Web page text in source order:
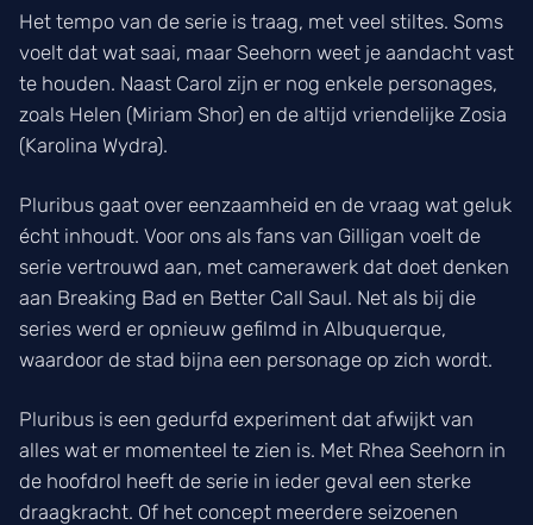
Het tempo van de serie is traag, met veel stiltes. Soms
voelt dat wat saai, maar Seehorn weet je aandacht vast
te houden. Naast Carol zijn er nog enkele personages,
zoals Helen (Miriam Shor) en de altijd vriendelijke Zosia
(Karolina Wydra).
Pluribus gaat over eenzaamheid en de vraag wat geluk
écht inhoudt. Voor ons als fans van Gilligan voelt de
serie vertrouwd aan, met camerawerk dat doet denken
aan Breaking Bad en Better Call Saul. Net als bij die
series werd er opnieuw gefilmd in Albuquerque,
waardoor de stad bijna een personage op zich wordt.
Pluribus is een gedurfd experiment dat afwijkt van
alles wat er momenteel te zien is. Met Rhea Seehorn in
de hoofdrol heeft de serie in ieder geval een sterke
draagkracht. Of het concept meerdere seizoenen